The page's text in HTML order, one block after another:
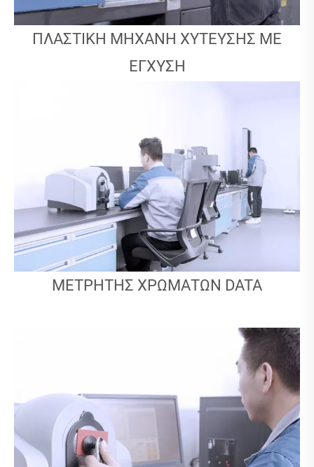
ΠΛΑΣΤΙΚΉ ΜΗΧΑΝΉ ΧΎΤΕΥΣΗΣ ΜΕ
ΈΓΧΥΣΗ
ΜΕΤΡΗΤΉΣ ΧΡΩΜΆΤΩΝ DATA